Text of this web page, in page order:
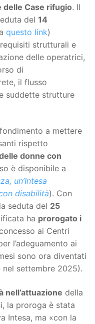
delle Case rifugio. Il
del 14
questo link)
strutturali e
delle operatrici,
di
il flusso
suddette strutture
a mettere
rispetto
donne con
è disponibile a
un’Intesa
disabilità). Con
seduta del 25
ha prorogato i
concesso ai Centri
l’adeguamento ai
sono ora diventati
settembre 2025).
nell’attuazione della
la proroga è stata
Intesa, ma «con la